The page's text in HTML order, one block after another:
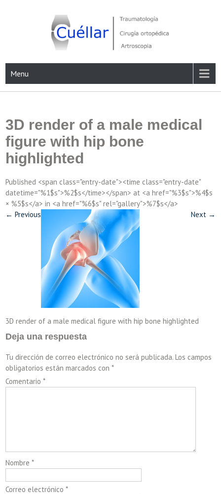
Menu
3D render of a male medical
figure with hip bone
highlighted
Published <span class="entry-date"><time class="entry-date"
datetime="%1$s">%2$s</time></span> at <a href="%3$s">%4$s
× %5$s</a> in <a href="%6$s" rel="gallery">%7$s</a>
← Previous Next →
3D render of a male medical figure with hip bone highlighted
Deja una respuesta
Tu dirección de correo electrónico no será publicada. Los campos
obligatorios están marcados con*
Comentario*
Nombre*
Correo electrónico*